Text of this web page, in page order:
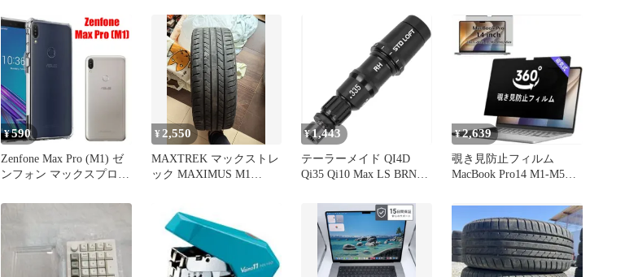
～2021年) 対応
PerfectShield 保護 フィル
ム [トラックパッド用/パ
ームレスト用] 反射低減
防指紋 日本製
103W XL 18インチ サマ
M1 ドライバー FW 専用
スリーブ 2度変換 335tip
Black パーツ 部品
¥590
Zenfone Max Pro (M1) ゼ
ンフォン マックスプロ
明 TPU 耐衝撃 衝撃緩和
ナーガード バンパー 薄
¥2,550
MAXTREK マックストレ
ック MAXIMUS M1
¥1,443
テーラーメイド QI4D
Qi35 Qi10 Max LS BRNR
SIM2 MAX MAX-D SIM
シリーズ シム マックス
M6 M5 M3 M4 M1 M2 460
440 ドライバー FW用ス
リーブ 335tip (
¥2,639
覗き見防止フィルム
MacBook Pro14 M1-M5対